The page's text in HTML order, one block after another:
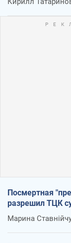
Посмертная
разрешил ТЦК
Марина